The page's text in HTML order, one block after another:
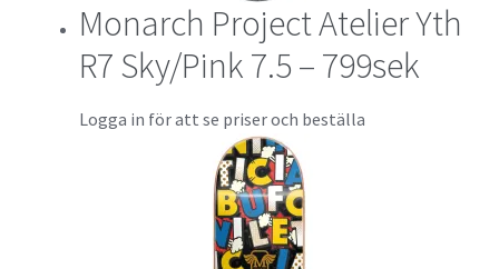
Monarch Project Atelier Yth
R7 Sky/Pink 7.5 – 799sek
Logga in för att se priser och beställa